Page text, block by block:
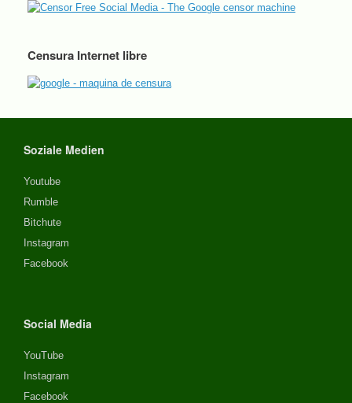
Censura Internet libre
Soziale Medien
Youtube
Rumble
Bitchute
Instagram
Facebook
Social Media
YouTube
Instagram
Facebook